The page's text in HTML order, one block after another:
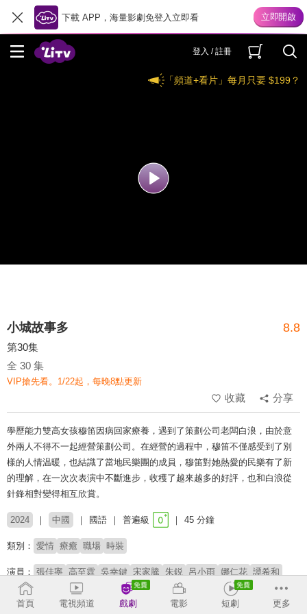
下載 APP，海量影劇免登入立即看
登入 / 註冊
「頻道+看片」每月只要 $199？
小城故事多 8.8
第30集
全 30 集
VIP搶先看。1/22起，每晚8點更新
收藏 分享
學歷能力雙高女孩穆笛因病回家療養，遇到了策劃公司老闆白浪，由於意
外兩人不得不一起經營策劃公司。在經營的過程中，穆笛不僅感受到了別
樣的人情温暖，也結識了當地民樂團的成員，穆笛對她熱愛的民樂有了新
的理解，在一次次表演中不斷進步，收穫了越來越多的好評，也和白浪從
針鋒相對變得相互欣賞。
2024 中國 國語 普遍級 45 分鐘
類別： 愛情 療癒 職場 時裝
演員： 張佳寧 高至霆 吳幸鍵 宋家騰 朱鋭 呂小雨 娜仁花 譚希和
王清 徐紹瑛
首頁 電視頻道 戲劇 電影 短劇 更多